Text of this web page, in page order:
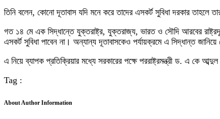
তিনি বলেন, কোনো দূতাবাস যদি মনে করে তাদের এসকর্ট সুবিধা দরকার তাহলে
গত ১৪ মে এক সিদ্ধান্তে যুক্তরাষ্ট্র, যুক্তরাজ্য, ভারত ও সৌদি আরবের
এসকর্ট সুবিধা পাবেন না। অন্যান্য দূতাবাসকেও পর্যায়ক্রমে এ সিদ্ধান্ত
এ নিয়ে ব্যাপক প্রতিক্রিয়ার মধ্যে সরকারের পক্ষে পররাষ্ট্রমন্ত্রী ড. এ কে
Tag :
About Author Information